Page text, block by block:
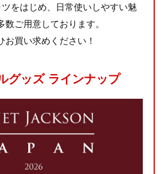
をはじめ、日常使いしやすい魅
数ご用意しております。
お買い求めください！
グッズ ラインナップ